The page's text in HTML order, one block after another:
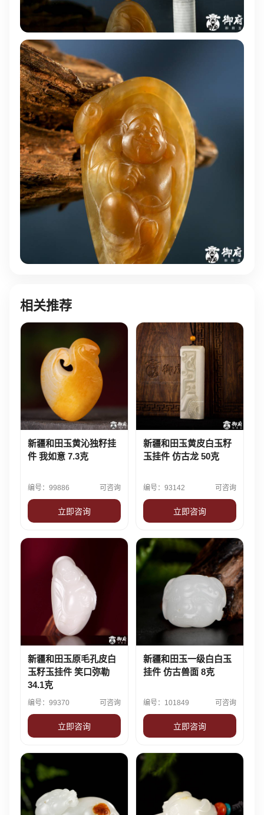
相关推荐
新疆和田玉黄沁独籽挂
件 我如意 7.3克
编号：99886 可咨询
立即咨询
新疆和田玉黄皮白玉籽
玉挂件 仿古龙 50克
编号：93142 可咨询
立即咨询
新疆和田玉原毛孔皮白
玉籽玉挂件 笑口弥勒
34.1克
编号：99370 可咨询
立即咨询
新疆和田玉一级白白玉
挂件 仿古兽面 8克
编号：101849 可咨询
立即咨询